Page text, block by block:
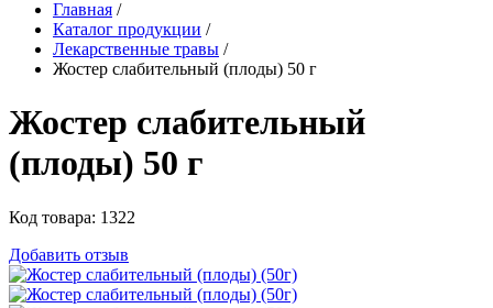
Главная /
Каталог продукции /
Лекарственные травы /
Жостер слабительный (плоды) 50 г
Жостер слабительный
(плоды) 50 г
Код товара: 1322
Добавить отзыв